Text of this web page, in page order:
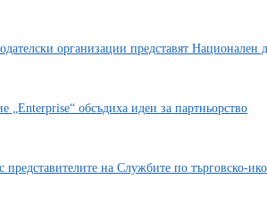
организации представят
обсъдиха идеи за партньорство
представителите на Службите по търговско-